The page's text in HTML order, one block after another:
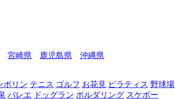
宮崎県 鹿児島県
沖縄県
ポリン テニス ゴルフ お花見 ピラティス 野球場
バレエ ドッグラン ボルダリング スケボー